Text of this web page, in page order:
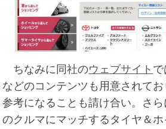
ちなみに同社のウェブサイト
などのコンテンツも用意されて
参考になることも請け合い。さ
のクルマにマッチするタイヤ＆